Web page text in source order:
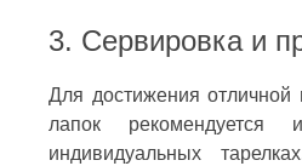
3. Сервировка и
Для достижения отличной
лапок рекомендуется
индивидуальных